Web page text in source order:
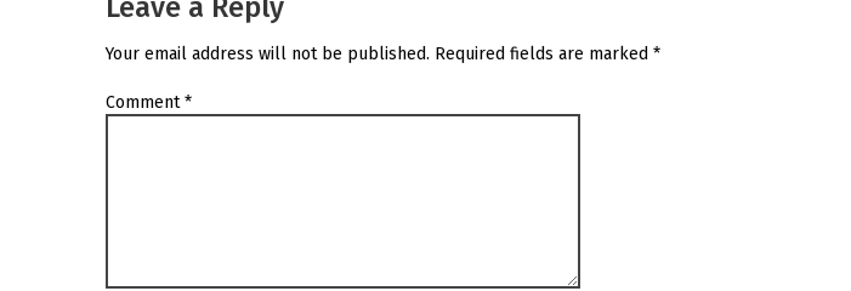
Leave a Reply
Your email address will not be published. Required fields are marked *
Comment*